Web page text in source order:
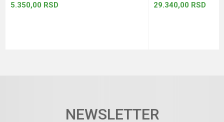
5.350,00 RSD 29.340,00 RSD
NEWSLETTER